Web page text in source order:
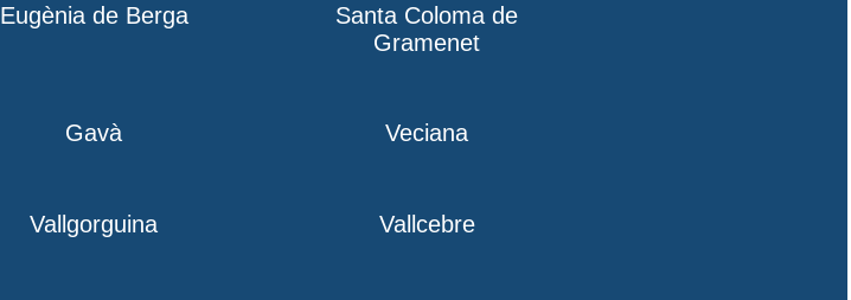
Eugènia de Berga
Santa Coloma de
Gramenet
Gavà Veciana
Vallgorguina Vallcebre